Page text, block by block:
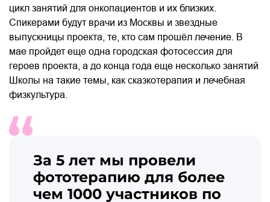
цикл занятий для онкопациентов и их близких.
Спикерами будут врачи из Москвы и звездные
выпускницы проекта, те, кто сам прошёл лечение. В
мае пройдет еще одна городская фотосессия для
героев проекта, а до конца года еще несколько занятий
Школы на такие темы, как сказкотерапия и лечебная
физкультура.
За 5 лет мы провели
фототерапию для более
чем 1000 участников по